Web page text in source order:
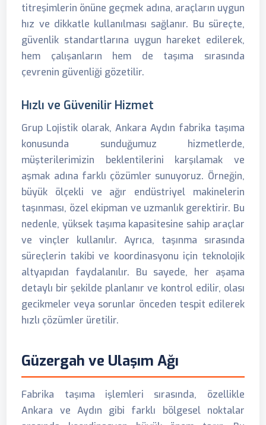
titreşimlerin önüne geçmek adına, araçların uygun
hız ve dikkatle kullanılması sağlanır. Bu süreçte,
güvenlik standartlarına uygun hareket edilerek,
hem çalışanların hem de taşıma sırasında
çevrenin güvenliği gözetilir.
Hızlı ve Güvenilir Hizmet
Grup Lojistik olarak, Ankara Aydın fabrika taşıma
konusunda sunduğumuz hizmetlerde,
müşterilerimizin beklentilerini karşılamak ve
aşmak adına farklı çözümler sunuyoruz. Örneğin,
büyük ölçekli ve ağır endüstriyel makinelerin
taşınması, özel ekipman ve uzmanlık gerektirir. Bu
nedenle, yüksek taşıma kapasitesine sahip araçlar
ve vinçler kullanılır. Ayrıca, taşınma sırasında
süreçlerin takibi ve koordinasyonu için teknolojik
altyapıdan faydalanılır. Bu sayede, her aşama
detaylı bir şekilde planlanır ve kontrol edilir, olası
gecikmeler veya sorunlar önceden tespit edilerek
hızlı çözümler üretilir.
Güzergah ve Ulaşım Ağı
Fabrika taşıma işlemleri sırasında, özellikle
Ankara ve Aydın gibi farklı bölgesel noktalar